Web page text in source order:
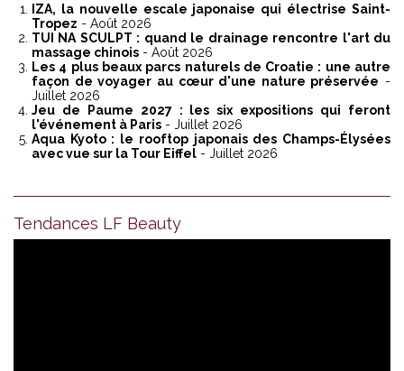
IZA, la nouvelle escale japonaise qui électrise Saint-
Tropez - Août 2026
TUI NA SCULPT : quand le drainage rencontre l'art du
massage chinois - Août 2026
Les 4 plus beaux parcs naturels de Croatie : une autre
façon de voyager au cœur d'une nature préservée -
Juillet 2026
Jeu de Paume 2027 : les six expositions qui feront
l'événement à Paris - Juillet 2026
Aqua Kyoto : le rooftop japonais des Champs-Élysées
avec vue sur la Tour Eiffel - Juillet 2026
Tendances LF Beauty